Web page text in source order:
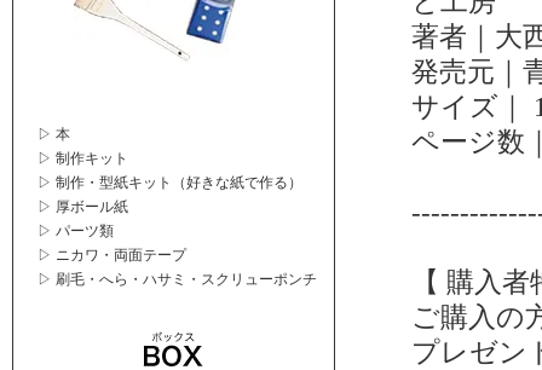
▷ 本
▷ 制作キット
▷ 制作・型紙キット（好きな紙で作る）
▷ 厚ボール紙
▷ パーツ類
▷ ニカワ・両面テープ
▷ 刷毛・へら・ハサミ・スクリューポンチ
著者｜大
発売元｜
サイズ｜
ページ数
【 購入
ご購入の
プレゼン